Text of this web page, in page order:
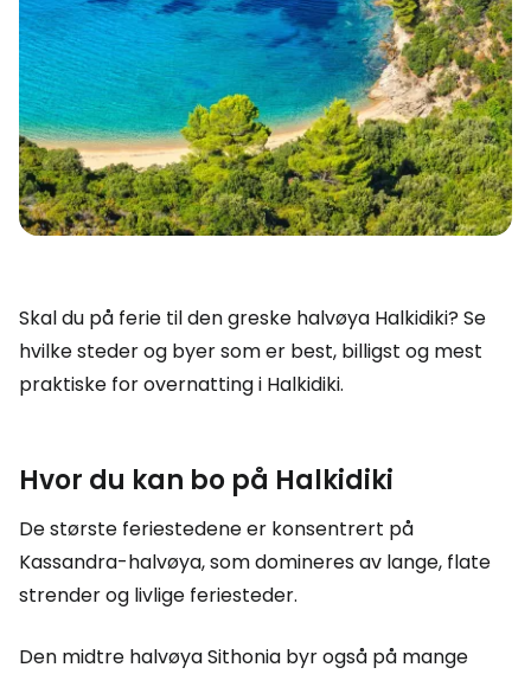
Skal du på ferie til den greske halvøya Halkidiki? Se
hvilke steder og byer som er best, billigst og mest
praktiske for overnatting i Halkidiki.
Hvor du kan bo på Halkidiki
De største feriestedene er konsentrert på
Kassandra-halvøya, som domineres av lange, flate
strender og livlige feriesteder.
Den midtre halvøya Sithonia byr også på mange